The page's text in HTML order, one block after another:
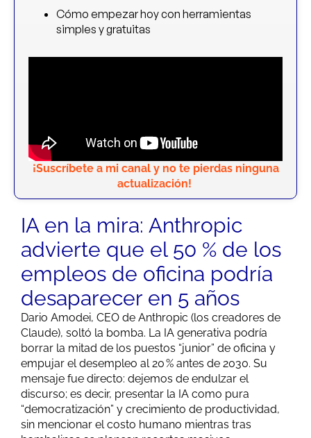
Cómo empezar hoy con herramientas
simples y gratuitas
¡Suscríbete a mi canal y no te pierdas ninguna
actualización!
IA en la mira: Anthropic
advierte que el 50 % de los
empleos de oficina podría
desaparecer en 5 años
Dario Amodei, CEO de Anthropic (los creadores de
Claude), soltó la bomba. La IA generativa podría
borrar la mitad de los puestos “junior” de oficina y
empujar el desempleo al 20 % antes de 2030. Su
mensaje fue directo: dejemos de endulzar el
discurso; es decir, presentar la IA como pura
“democratización” y crecimiento de productividad,
sin mencionar el costo humano mientras tras